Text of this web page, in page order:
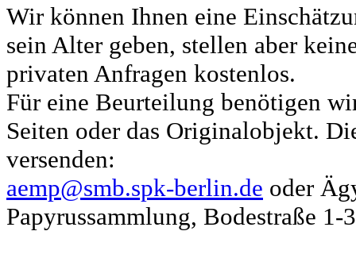
Wir können Ihnen eine
sein Alter geben, stellen aber
privaten Anfragen kostenlos.
Für eine Beurteilung benötigen
Seiten oder das Originalobjekt.
versenden:
aemp@smb.spk-berlin.de oder
Papyrussammlung, Bodestraße